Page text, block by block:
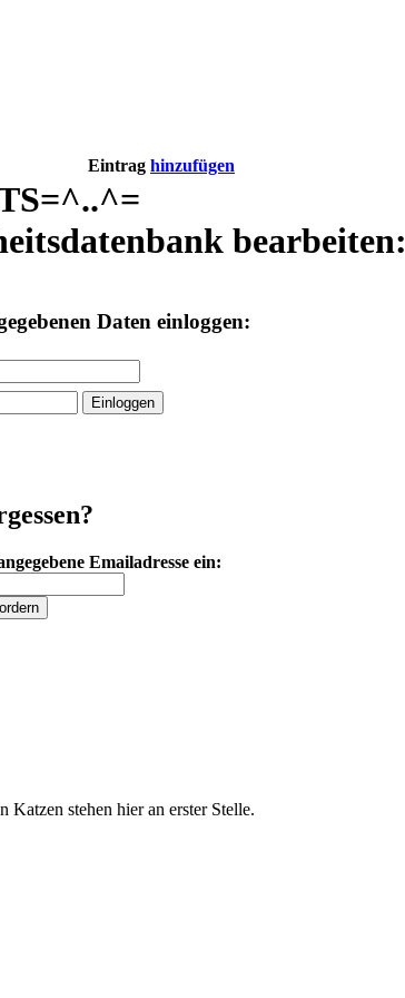
Eintrag hinzufügen
bearbeiten:
Daten einloggen:
Emailadresse ein:
stehen hier an erster Stelle.